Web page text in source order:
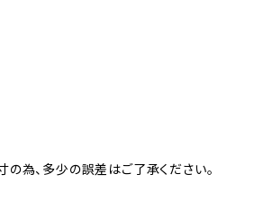
為、多少の誤差はご了承ください。